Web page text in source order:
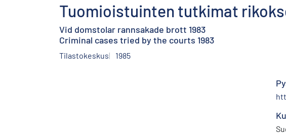
Tuomioistuinten tutkimat
Vid domstolar rannsakade brott 1983
Criminal cases tried by the courts 1983
Tilastokeskus 1985